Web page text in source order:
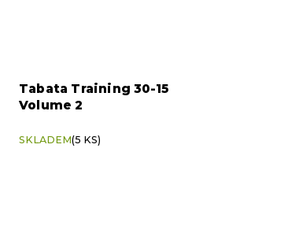
Tabata Training 30-15
Volume 2
SKLADEM(5 KS)